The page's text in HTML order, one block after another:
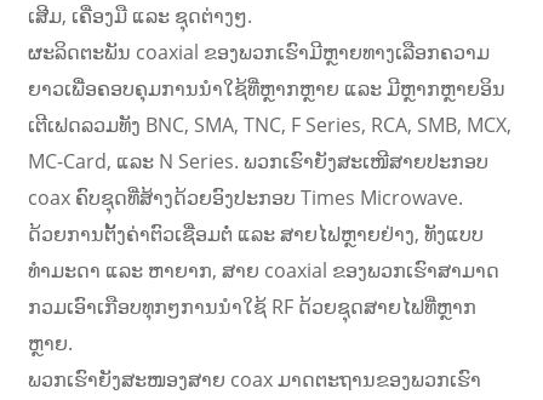
ເສີມ, ເຄື່ອງມື ແລະ ຊຸດຕ່າງໆ.
ຜະລິດຕະພັນ coaxial ຂອງພວກເຮົາມີຫຼາຍທາງເລືອກຄວາມ
ຍາວເພື່ອຄອບຄຸມການນຳໃຊ້ທີ່ຫຼາກຫຼາຍ ແລະ ມີຫຼາກຫຼາຍອິນ
ເຕີເຟດລວມທັງ BNC, SMA, TNC, F Series, RCA, SMB, MCX,
MC-Card, ແລະ N Series. ພວກເຮົາຍັງສະເໜີສາຍປະກອບ
coax ຄົບຊຸດທີ່ສ້າງດ້ວຍອົງປະກອບ Times Microwave.
ດ້ວຍການຕັ້ງຄ່າຕົວເຊື່ອມຕໍ່ ແລະ ສາຍໄຟຫຼາຍຢ່າງ, ທັງແບບ
ທຳມະດາ ແລະ ຫາຍາກ, ສາຍ coaxial ຂອງພວກເຮົາສາມາດ
ກວມເອົາເກືອບທຸກໆການນຳໃຊ້ RF ດ້ວຍຊຸດສາຍໄຟທີ່ຫຼາກ
ຫຼາຍ.
ພວກເຮົາຍັງສະໜອງສາຍ coax ມາດຕະຖານຂອງພວກເຮົາ